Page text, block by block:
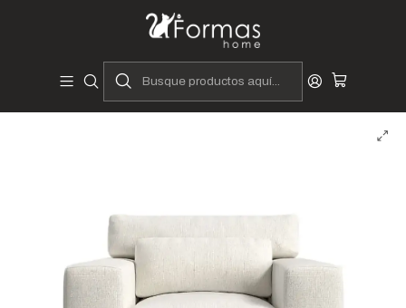
Diseñadores y Fabricantes Peruanos
Sofás y Seccionales
Sillón Anu – Sofá Individual de Estilo Moderno